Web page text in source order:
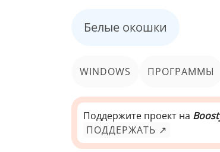
Белые окошки
WINDOWS ПРОГРАММЫ
Поддержите проект на
ПОДДЕРЖАТЬ ↗